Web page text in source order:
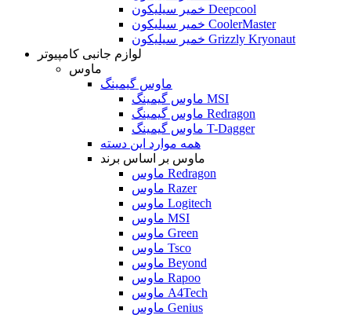
خمیر سیلیکون Deepcool
خمیر سیلیکون CoolerMaster
خمیر سیلیکون Grizzly Kryonaut
لوازم جانبی کامپیوتر
ماوس
ماوس گیمینگ
ماوس گیمینگ MSI
ماوس گیمینگ Redragon
ماوس گیمینگ T-Dagger
همه موارد این دسته
ماوس بر اساس برند
ماوس Redragon
ماوس Razer
ماوس Logitech
ماوس MSI
ماوس Green
ماوس Tsco
ماوس Beyond
ماوس Rapoo
ماوس A4Tech
ماوس Genius